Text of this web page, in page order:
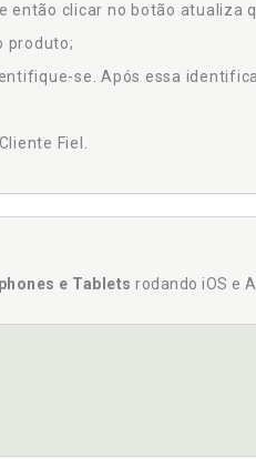
clicar no botão atualiza
produto;
se. Após essa
Fiel.
e Tablets rodando iOS e